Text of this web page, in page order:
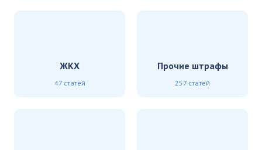
ЖКХ
47 статей
Прочие штрафы
257 статей